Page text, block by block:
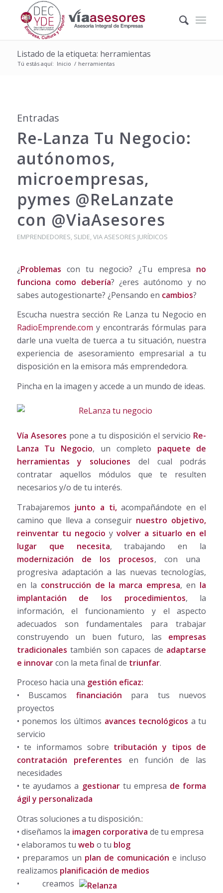
Listado de la etiqueta: herramientas
Tú estás aquí: Inicio / herramientas
Entradas
Re-Lanza Tu Negocio:
autónomos,
microempresas,
pymes @ReLanzate
con @ViaAsesores
EMPRENDEDORES, SLIDE,VIA ASESORES JURÍDICOS
¿Problemas con tu negocio? ¿Tu empresa no
funciona como debería? ¿eres autónomo y no
sabes autogestionarte? ¿Pensando en cambios?
Escucha nuestra sección Re Lanza tu Negocio en
RadioEmprende.com y encontrarás fórmulas para
darle una vuelta de tuerca a tu situación, nuestra
experiencia de asesoramiento empresarial a tu
disposición en la emisora más emprendedora.
Pincha en la imagen y accede a un mundo de ideas.
Vía Asesores pone a tu disposición el servicio Re-
Lanza Tu Negocio, un completo paquete de
herramientas y soluciones del cual podrás
contratar aquellos módulos que te resulten
necesarios y/o de tu interés.
Trabajaremos junto a ti,acompañándote en el
camino que lleva a conseguir nuestro objetivo,
reinventar tu negocio y volver a situarlo en el
lugar que necesita, trabajando en la
modernización de los procesos, con una
progresiva adaptación a las nuevas tecnologías,
en la construcción de la marca empresa, en la
implantación de los procedimientos, la
información, el funcionamiento y el aspecto
adecuados son fundamentales para trabajar
construyendo un buen futuro, las empresas
tradicionales también son capaces de adaptarse
e innovarcon la meta final de triunfar.
Proceso hacia una gestión eficaz:
• Buscamos financiación para tus nuevos
proyectos
• ponemos los últimos avances tecnológicos a tu
servicio
• te informamos sobre tributación y tipos de
contratación preferentes en función de las
necesidades
• te ayudamos a gestionartu empresa de forma
ágil y personalizada
Otras soluciones a tu disposición.:
• diseñamos la imagen corporativa de tu empresa
• elaboramos tu web o tu blog
• preparamos un plan de comunicación e incluso
realizamos planificación de medios
• creamos